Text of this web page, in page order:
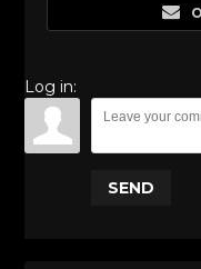
Log in:
SEND